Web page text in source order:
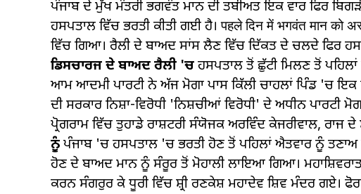
ਪੰਜਾਬ ਦੇ ਮੁੱਖ ਮੰਤਰੀ ਭਗਵੰਤ ਮਾਨ ਦੀ ਤਬੀਅਤ ਇਕ ਵਾਰ ਫਿਰ
ਹਸਪਤਾਲ ਵਿੱਚ ਭਰਤੀ ਕੀਤੀ ਗਈ ਹੈ। पहले दिन में भगवंत मान को
ਵਿੱਚ ਗਿਆ। ਰੈਲੀ ਦੇ ਬਾਅਦ ਸਾਂਸ ਲੈਣ ਵਿੱਚ ਦਿੱਕਤ ਦੇ ਚਲਦੇ ਫਿਰ
ਡਿਸਚਾਰਜ ਦੇ ਬਾਅਦ ਰੈਲੀ 'ਚ ਹਸਪਤਾਲ ਤੋਂ ਛੁੱਟੀ ਮਿਲਣ ਤੋਂ
ਆਮ ਆਦਮੀ ਪਾਰਟੀ ਨੇ ਅੱਜ ਮੋਗਾ ਪਾਸ ਕਿੱਲੀ ਚਾਹਲਾਂ ਪਿੰਡ 'ਚ
ਦੀ ਸਰਕਾਰ ਨਿਸ਼ਾ-ਵਿਰੋਧੀ 'ਨਿਸ਼ਚੀਆਂ ਵਿਰੋਧੀ' ਦੇ ਅਧੀਨ ਪਾਰਟੀ
ਪ੍ਰੋਗਰਾਮ ਵਿੱਚ ਤੁਹਾਡੇ ਰਾਸ਼ਟਰੀ ਸੰਯੋਜਕ ਅਰਵਿੰਦ ਕੇਜਰੀਵਾਲ, ਰਾਜ
ਨੂੰ ਪੰਜਾਬ 'ਚ ਹਸਪਤਾਲ 'ਚ ਭਰਤੀ ਹੋਣ ਤੋਂ ਪਹਿਲਾਂ ਐਤਵਾਰ ਨੂੰ
ਹੋਣ ਦੇ ਬਾਅਦ ਮਾਨ ਨੂੰ ਸੰਰੂਰ ਤੋਂ ਮੋਹਾਲੀ ਲਾਇਆ ਗਿਆ।
ਕਰਨ ਸੰਗਰੁਰ ਕੇ ਧੂਰੀ ਵਿੱਚ ਸ਼੍ਰੀ ਰਣਕੇਸ਼ ਮਹਾਦੇਵ ਸ਼ਿਵ ਮੰਦਰ ਗਏ।